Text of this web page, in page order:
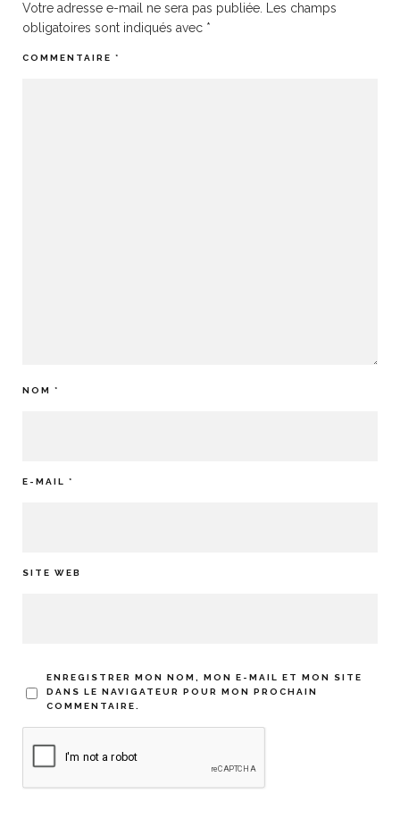
Votre adresse e-mail ne sera pas publiée.
Les champs
obligatoires sont indiqués avec *
COMMENTAIRE *
NOM *
E-MAIL *
SITE WEB
ENREGISTRER MON NOM, MON E-MAIL ET MON SITE
DANS LE NAVIGATEUR POUR MON PROCHAIN
COMMENTAIRE.